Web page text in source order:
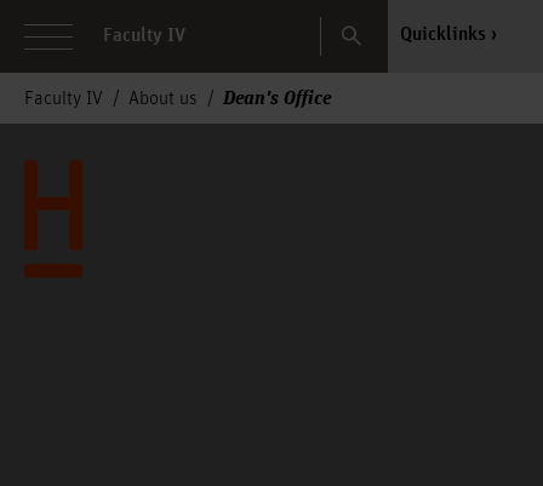
Faculty IV Search Quicklinks
Faculty IV About us Dean's Office